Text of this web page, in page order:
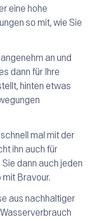
eine hohe
so mit, wie Sie
an und
dann für Ihre
hinten etwas
mal mit der
ihn auch für
dann auch jeden
Bravour.
aus nachhaltiger